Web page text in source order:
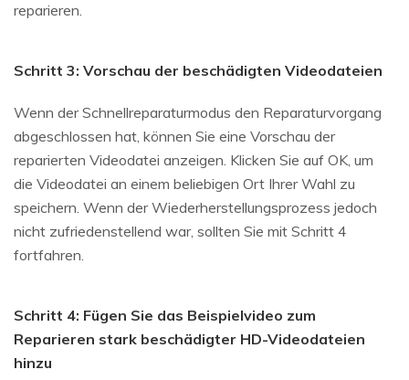
reparieren.
Schritt 3: Vorschau der beschädigten Videodateien
Wenn der Schnellreparaturmodus den Reparaturvorgang
abgeschlossen hat, können Sie eine Vorschau der
reparierten Videodatei anzeigen. Klicken Sie auf OK, um
die Videodatei an einem beliebigen Ort Ihrer Wahl zu
speichern. Wenn der Wiederherstellungsprozess jedoch
nicht zufriedenstellend war, sollten Sie mit Schritt 4
fortfahren.
Schritt 4: Fügen Sie das Beispielvideo zum
Reparieren stark beschädigter HD-Videodateien
hinzu